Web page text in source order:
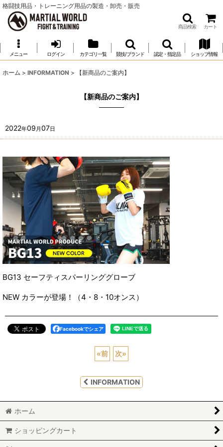
格闘技用品・トレーニング用品の製造・卸売・販売
商品検索 カート
メニュー ログイン カテゴリ一覧 競技/ブランド 認定・指定品 ショップ情報
ホーム > INFORMATION > 【新商品のご案内】
【新商品のご案内】
2022年09 月07日
BG13 セーフティスパーリンググローブ
NEW カラーが登場！（4・8・10オンス）
Facebookでシェア
«前 次»
INFORMATION
ホーム
ショッピングカート